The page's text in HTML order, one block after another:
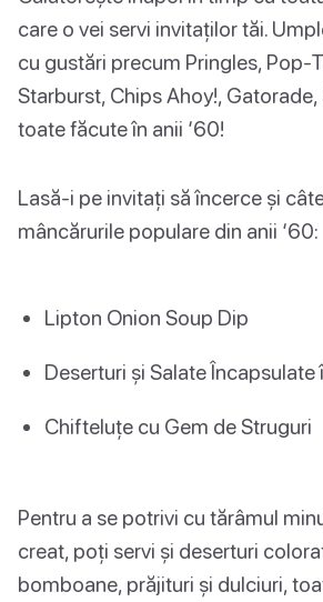
care o vei servi invitaților tăi.
cu gustări precum Pringles, Pop-
Starburst, Chips Ahoy!,
toate făcute în anii ‘60!
Lasă-i pe invitați să încerce și
mâncărurile populare din anii ‘60:
Lipton Onion Soup Dip
Deserturi și Salate Încapsulate
Chifteluțe cu Gem de Struguri
Pentru a se potrivi cu tărâmul
creat, poți servi și deserturi
bomboane, prăjituri și dulciuri,